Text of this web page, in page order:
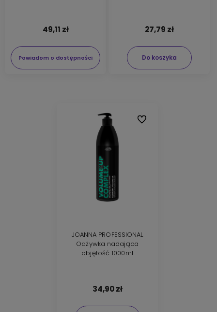
49,11 zł
Powiadom o dostępności
27,79 zł
Do koszyka
JOANNA PROFESSIONAL
Odżywka nadająca
objętość 1000ml
34,90 zł
Do ulubionych